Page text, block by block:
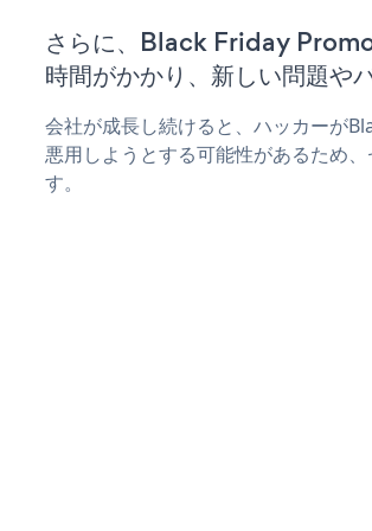
さらに、Black Friday
時間がかかり、新しい問題や
会社が成長し続けると、ハッカーが
悪用しようとする可能性があるため
す。